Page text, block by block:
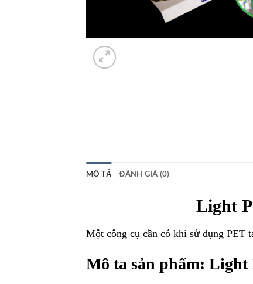
MÔ TẢ ĐÁNH GIÁ (0)
Light
Một công cụ cần có khi sử dụng PET
Mô ta sản phẩm: Light